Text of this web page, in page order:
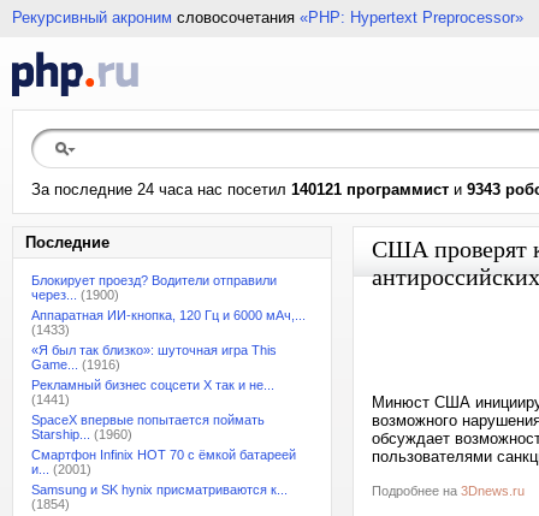
Рекурсивный акроним словосочетания «PHP: Hypertext Preprocessor»
За последние 24 часа нас посетил 140121 программист и 9343
Последние
Блокирует проезд? Водители отправили
через...
(1900)
Аппаратная ИИ-кнопка, 120 Гц и 6000 мАч,...
(1433)
«Я был так близко»: шуточная игра This
Game...
(1916)
Рекламный бизнес соцсети X так и не...
(1441)
SpaceX впервые попытается поймать
Starship...
(1960)
Смартфон Infinix HOT 70 с ёмкой батареей
и...
(2001)
Samsung и SK hynix присматриваются к...
(1854)
США проверят
Минюст США
возможного
обсуждает
пользователями
Подробнее на 3Dnews.ru